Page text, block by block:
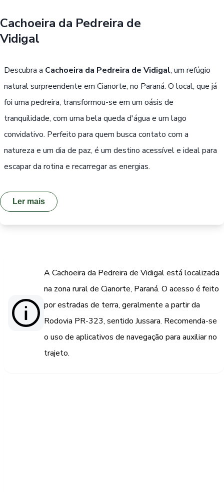
Cachoeira da Pedreira de
Vidigal
Descubra a Cachoeira da Pedreira de Vidigal, um refúgio
natural surpreendente em Cianorte, no Paraná. O local, que já
foi uma pedreira, transformou-se em um oásis de
tranquilidade, com uma bela queda d'água e um lago
convidativo. Perfeito para quem busca contato com a
natureza e um dia de paz, é um destino acessível e ideal para
escapar da rotina e recarregar as energias.
Ler mais
A Cachoeira da Pedreira de Vidigal está localizada
na zona rural de Cianorte, Paraná. O acesso é feito
por estradas de terra, geralmente a partir da
Rodovia PR-323, sentido Jussara. Recomenda-se
o uso de aplicativos de navegação para auxiliar no
trajeto.